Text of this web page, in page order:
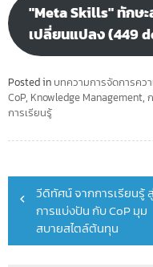
"Meta Skills" ทักษ
เปลี่ยนแปลง (449
Posted in บทความการจัดการคว
CoP, Knowledge Management,
การเรียนรู้
Post
navigation
วีดิทัศน์ จากการเรียนรู้
การแบ่งปัน กับ CoP มุม
สบายสไตล์ต้นทุน